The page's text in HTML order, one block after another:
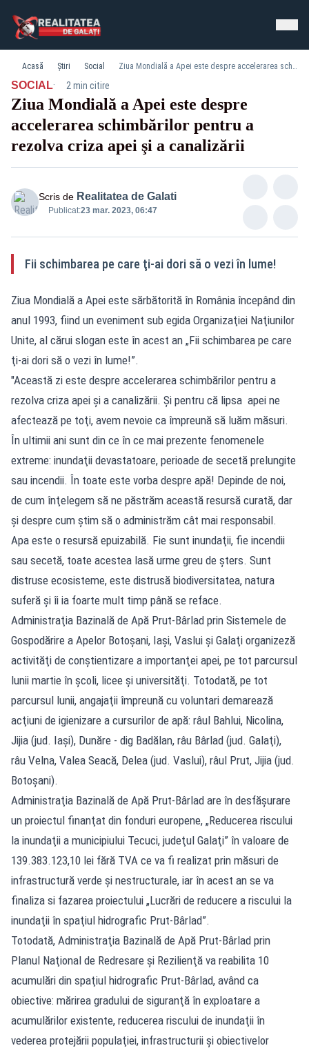
Acasă Știri Social Ziua Mondială a Apei este despre accelerarea schimbărilor pentru a rezolva criza apei şi a canalizării
SOCIAL· 2 min citire
Ziua Mondială a Apei este despre
accelerarea schimbărilor pentru a
rezolva criza apei şi a canalizării
Ziua Mondială a Apei este despre accelerarea schimbărilor pentru a
rezolva criza apei şi a canalizării
Scris de Realitatea de Galati
Publicat:23 mar. 2023, 06:47
Fii schimbarea pe care ţi-ai dori să o vezi în lume!
Ziua Mondială a Apei este sărbătorită în România începând din
anul 1993, fiind un eveniment sub egida Organizaţiei Naţiunilor
Unite, al cărui slogan este în acest an „Fii schimbarea pe care
ţi-ai dori să o vezi în lume!”.
"Această zi este despre accelerarea schimbărilor pentru a
rezolva criza apei şi a canalizării. Şi pentru că lipsa apei ne
afectează pe toţi, avem nevoie ca împreună să luăm măsuri.
În ultimii ani sunt din ce în ce mai prezente fenomenele
extreme: inundaţii devastatoare, perioade de secetă prelungite
sau incendii. În toate este vorba despre apă! Depinde de noi,
de cum înţelegem să ne păstrăm această resursă curată, dar
şi despre cum ştim să o administrăm cât mai responsabil.
Apa este o resursă epuizabilă. Fie sunt inundaţii, fie incendii
sau secetă, toate acestea lasă urme greu de şters. Sunt
distruse ecosisteme, este distrusă biodiversitatea, natura
suferă şi îi ia foarte mult timp până se reface.
Administraţia Bazinală de Apă Prut-Bârlad prin Sistemele de
Gospodărire a Apelor Botoşani, Iaşi, Vaslui şi Galaţi organizeză
activităţi de conştientizare a importanţei apei, pe tot parcursul
lunii martie în şcoli, licee şi universităţi. Totodată, pe tot
parcursul lunii, angajaţii împreună cu voluntari demarează
acţiuni de igienizare a cursurilor de apă: râul Bahlui, Nicolina,
Jijia (jud. Iaşi), Dunăre - dig Badălan, râu Bârlad (jud. Galaţi),
râu Velna, Valea Seacă, Delea (jud. Vaslui), râul Prut, Jijia (jud.
Botoşani).
Administraţia Bazinală de Apă Prut-Bârlad are în desfăşurare
un proiectul finanţat din fonduri europene, „Reducerea riscului
la inundaţii a municipiului Tecuci, judeţul Galaţi” în valoare de
139.383.123,10 lei fără TVA ce va fi realizat prin măsuri de
infrastructură verde şi nestructurale, iar în acest an se va
finaliza si fazarea proiectului „Lucrări de reducere a riscului la
inundaţii în spaţiul hidrografic Prut-Bârlad”.
Totodată, Administraţia Bazinală de Apă Prut-Bârlad prin
Planul Naţional de Redresare şi Rezilienţă va reabilita 10
acumulări din spaţiul hidrografic Prut-Bârlad, având ca
obiective: mărirea gradului de siguranţă în exploatare a
acumulărilor existente, reducerea riscului de inundaţii în
vederea protejării populaţiei, infrastructurii şi obiectivelor